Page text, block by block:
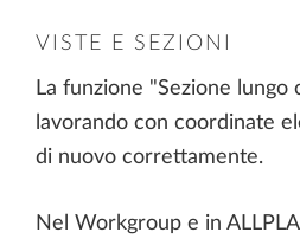
VISTE E SEZIONI
La funzione "Sezione lungo
lavorando con coordinate
di nuovo correttamente.
Nel Workgroup e in